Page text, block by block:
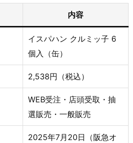
内容
イスパハン クルミッ子 6
個入（缶）
2,538円（税込）
WEB受注・店頭受取・抽
選販売・一般販売
2025年7月20日（阪急オ